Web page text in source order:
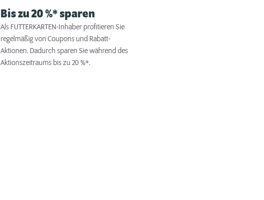
Bis zu 20 %* sparen
Als FUTTERKARTEN-Inhaber profitieren Sie
regelmäßig von Coupons und Rabatt-
Aktionen. Dadurch sparen Sie während des
Aktionszeitraums bis zu 20 %*.